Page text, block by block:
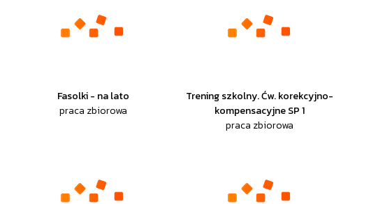
Fasolki - na lato
praca zbiorowa
Trening szkolny. Ćw. korekcyjno-
kompensacyjne SP 1
praca zbiorowa